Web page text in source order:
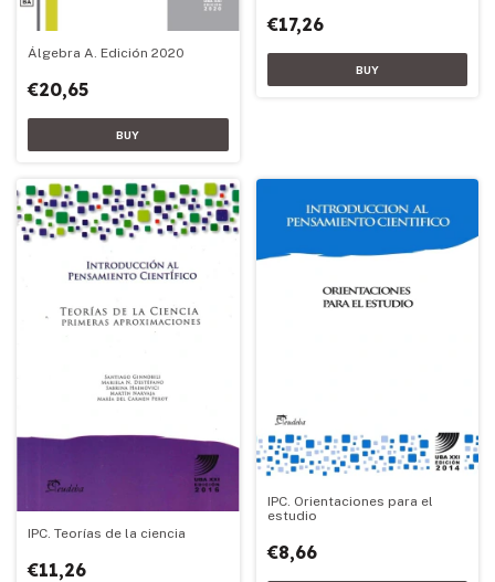
Álgebra A. Edición 2020
€20,65
€17,26
IPC. Teorías de la ciencia
€11,26
IPC. Orientaciones para el
estudio
€8,66